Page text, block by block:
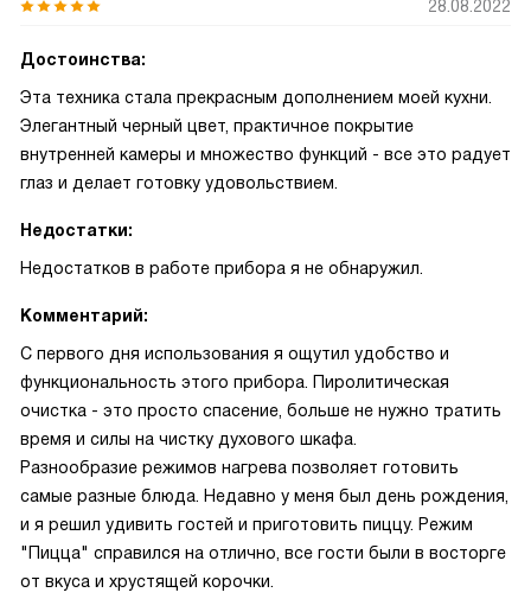
28.08.2022
Достоинства:
Эта техника стала прекрасным дополнением моей кухни.
Элегантный черный цвет, практичное покрытие
внутренней камеры и множество функций - все это радует
глаз и делает готовку удовольствием.
Недостатки:
Недостатков в работе прибора я не обнаружил.
Комментарий:
С первого дня использования я ощутил удобство и
функциональность этого прибора. Пиролитическая
очистка - это просто спасение, больше не нужно тратить
время и силы на чистку духового шкафа.
Разнообразие режимов нагрева позволяет готовить
самые разные блюда. Недавно у меня был день рождения,
и я решил удивить гостей и приготовить пиццу. Режим
"Пицца" справился на отлично, все гости были в восторге
от вкуса и хрустящей корочки.